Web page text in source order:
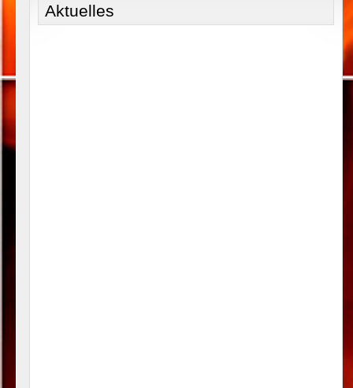
Aktuelles